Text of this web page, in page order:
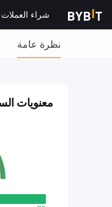
شراء
نظرة عامة
معنويات